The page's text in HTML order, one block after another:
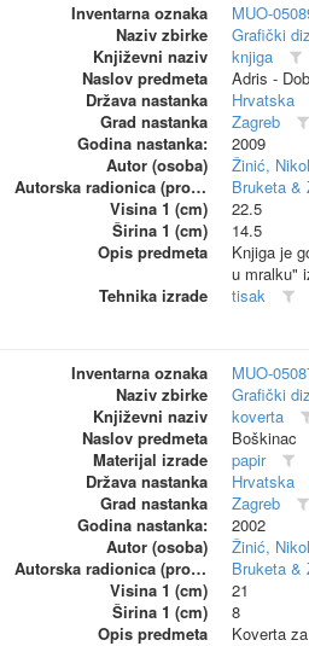
Inventarna oznaka
MUO-
Naziv zbirke
Grafički
Književni naziv
knjiga
Naslov predmeta
Adris -
Država nastanka
Hrvatska
Grad nastanka
Zagreb
Godina nastanka:
2009
Autor (osoba)
Žinić,
Autorska radionica (proizvođač)
Bruketa &
Visina 1 (cm)
22.5
Širina 1 (cm)
14.5
Opis predmeta
Knjiga je
u mralku"
Tehnika izrade
tisak
Inventarna oznaka
MUO-
Naziv zbirke
Grafički
Književni naziv
koverta
Naslov predmeta
Boškinac
Materijal izrade
papir
Država nastanka
Hrvatska
Grad nastanka
Zagreb
Godina nastanka:
2002
Autor (osoba)
Žinić,
Autorska radionica (proizvođač)
Bruketa &
Visina 1 (cm)
21
Širina 1 (cm)
8
Opis predmeta
Koverta